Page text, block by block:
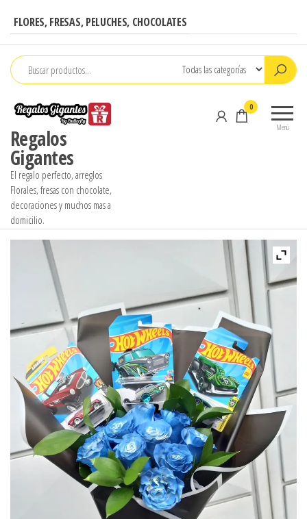
contenido
FLORES, FRESAS, PELUCHES, CHOCOLATES
Regalos
Gigantes
El regalo perfecto, arreglos
Florales, fresas con chocolate,
decoraciones y muchos mas a
domicilio.
Menú
0